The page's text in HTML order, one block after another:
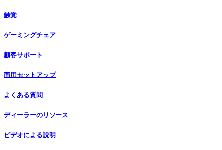
触覚
ゲーミングチェア
顧客サポート
商用セットアップ
よくある質問
ディーラーのリソース
ビデオによる説明